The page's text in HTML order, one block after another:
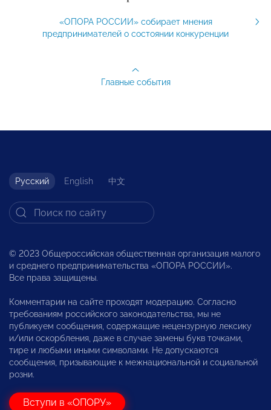
«ОПОРА РОССИИ» собирает мнения
предпринимателей о состоянии конкуренции
Главные события
Русский English 中文
© 2023 Общероссийская общественная организация малого
и среднего предпринимательства «ОПОРА РОССИИ».
Все права защищены.
Комментарии на сайте проходят модерацию. Согласно
требованиям российского законодательства, мы не
публикуем сообщения, содержащие нецензурную лексику
и/или оскорбления, даже в случае замены букв точками,
тире и любыми иными символами. Не допускаются
сообщения, призывающие к межнациональной и социальной
розни.
Вступи в «ОПОРУ»